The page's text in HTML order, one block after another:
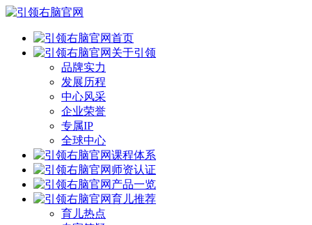
首页
关于引领
品牌实力
发展历程
中心风采
企业荣誉
专属IP
全球中心
课程体系
师资认证
产品一览
育儿推荐
育儿热点